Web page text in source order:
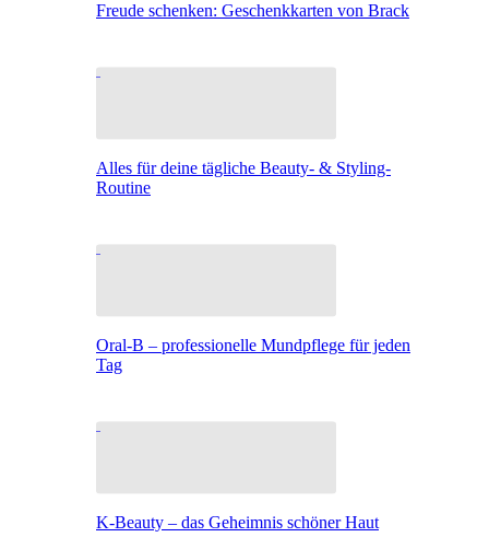
Freude schenken: Geschenkkarten von Brack
Alles für deine tägliche Beauty- & Styling-
Routine
Oral-B – professionelle Mundpflege für jeden
Tag
K-Beauty – das Geheimnis schöner Haut